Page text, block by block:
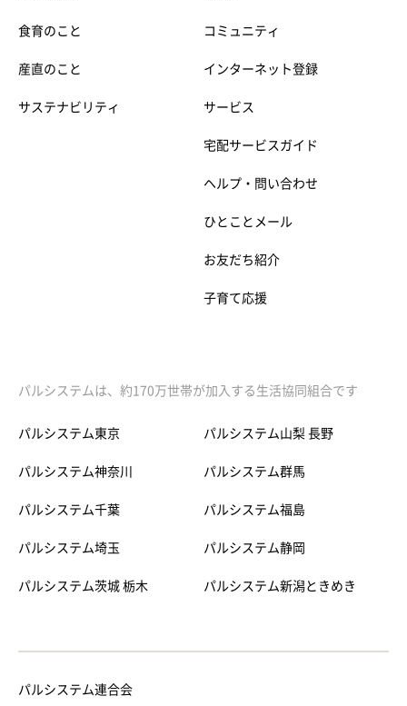
食育のこと
産直のこと
サステナビリティ
コミュニティ
インターネット登録
サービス
宅配サービスガイド
ヘルプ・問い合わせ
ひとことメール
お友だち紹介
子育て応援
パルシステムは、約170万世帯が加入する生活協同組合です
パルシステム東京
パルシステム神奈川
パルシステム千葉
パルシステム埼玉
パルシステム茨城 栃木
パルシステム山梨 長野
パルシステム群馬
パルシステム福島
パルシステム静岡
パルシステム新潟ときめき
パルシステム連合会